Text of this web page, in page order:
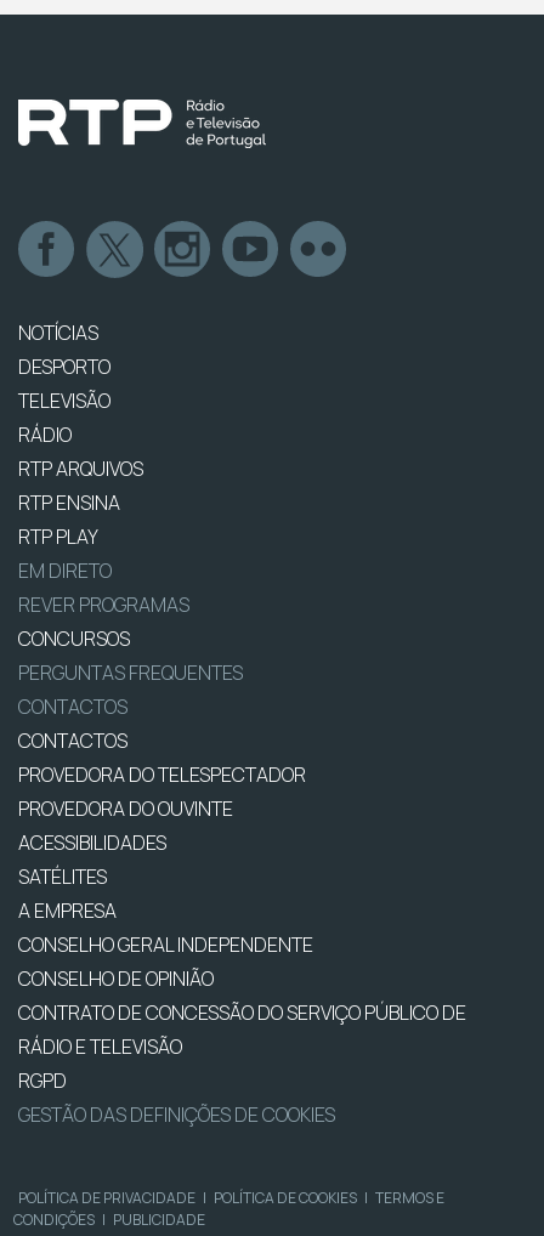
NOTÍCIAS
DESPORTO
TELEVISÃO
RÁDIO
RTP ARQUIVOS
RTP ENSINA
RTP PLAY
EM DIRETO
REVER PROGRAMAS
CONCURSOS
PERGUNTAS FREQUENTES
CONTACTOS
CONTACTOS
PROVEDORA DO TELESPECTADOR
PROVEDORA DO OUVINTE
ACESSIBILIDADES
SATÉLITES
A EMPRESA
CONSELHO GERAL INDEPENDENTE
CONSELHO DE OPINIÃO
CONTRATO DE CONCESSÃO DO SERVIÇO PÚBLICO DE
RÁDIO E TELEVISÃO
RGPD
GESTÃO DAS DEFINIÇÕES DE COOKIES
POLÍTICA DE PRIVACIDADE | POLÍTICA DE COOKIES | TERMOS E
CONDIÇÕES | PUBLICIDADE